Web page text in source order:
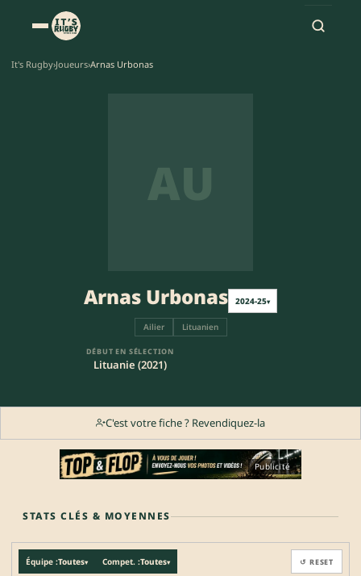
It's Rugby›Joueurs›Arnas Urbonas
AU
Arnas Urbonas 2024-25▾
Ailier Lituanien
DÉBUT EN SÉLECTION
Lituanie (2021)
C'est votre fiche ? Revendiquez-la
Publicité
STATS CLÉS & MOYENNES
Équipe :Toutes▾ Compet. :Toutes▾ ↺ RESET